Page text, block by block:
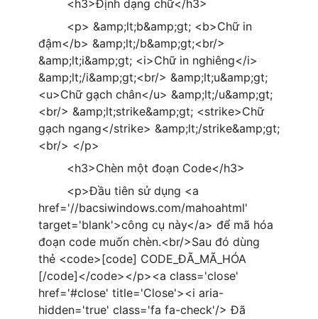
<h3>Định dạng chữ</h3>
<p> &amp;lt;b&amp;gt; <b>Chữ in
đậm</b> &amp;lt;/b&amp;gt;<br/>
&amp;lt;i&amp;gt; <i>Chữ in nghiêng</i>
&amp;lt;/i&amp;gt;<br/> &amp;lt;u&amp;gt;
<u>Chữ gạch chân</u> &amp;lt;/u&amp;gt;
<br/> &amp;lt;strike&amp;gt; <strike>Chữ
gạch ngang</strike> &amp;lt;/strike&amp;gt;
<br/> </p>
<h3>Chèn một đoạn Code</h3>
<p>Đầu tiên sử dụng <a
href='//bacsiwindows.com/mahoahtml'
target='blank'>công cụ này</a> để mã hóa
đoạn code muốn chèn.<br/>Sau đó dùng
thẻ <code>[code] CODE_ĐÃ_MÃ_HÓA
[/code]</code></p><a class='close'
href='#close' title='Close'><i aria-
hidden='true' class='fa fa-check'/> Đã